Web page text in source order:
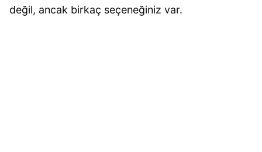
değil, ancak birkaç seçeneğiniz var.